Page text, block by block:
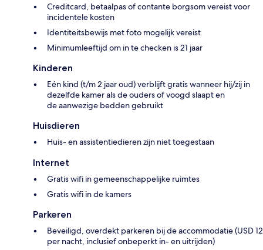
Creditcard, betaalpas of contante borgsom vereist voor
incidentele kosten
Identiteitsbewijs met foto mogelijk vereist
Minimumleeftijd om in te checken is 21 jaar
Kinderen
Eén kind (t/m 2 jaar oud) verblijft gratis wanneer hij/zij in
dezelfde kamer als de ouders of voogd slaapt en
de aanwezige bedden gebruikt
Huisdieren
Huis- en assistentiedieren zijn niet toegestaan
Internet
Gratis wifi in gemeenschappelijke ruimtes
Gratis wifi in de kamers
Parkeren
Beveiligd, overdekt parkeren bij de accommodatie (USD 12
per nacht, inclusief onbeperkt in- en uitrijden)